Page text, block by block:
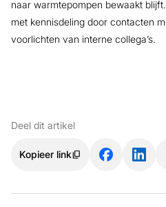
naar warmtepompen bewaakt
met kennisdeling door contacten
voorlichten van interne collega’s.
Deel dit artikel
Kopieer link